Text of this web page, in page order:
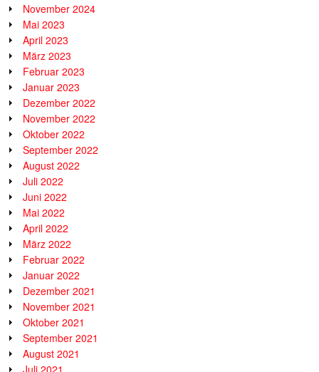
November 2024
Mai 2023
April 2023
März 2023
Februar 2023
Januar 2023
Dezember 2022
November 2022
Oktober 2022
September 2022
August 2022
Juli 2022
Juni 2022
Mai 2022
April 2022
März 2022
Februar 2022
Januar 2022
Dezember 2021
November 2021
Oktober 2021
September 2021
August 2021
Juli 2021